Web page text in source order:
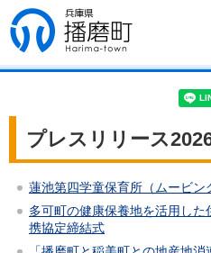
兵庫県 播磨
町
プレスリリース
蓮池第四学童保育所（ムービ
多可町の健康保養地を活用し
携協定締結式